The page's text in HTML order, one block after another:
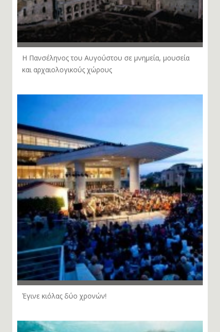
Η Πανσέληνος του Αυγούστου σε μνημεία, μουσεία
και αρχαιολογικούς χώρους
Έγινε κιόλας δύο χρονών!